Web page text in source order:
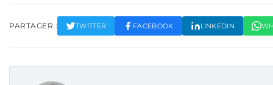
PARTAGER : TWITTER FACEBOOK LINKEDIN